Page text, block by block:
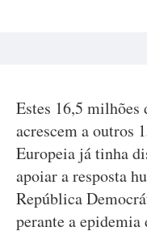
Estes 16,5 milhões
acrescem a outros
Europeia já tinha
apoiar a resposta
República
perante a epidemia